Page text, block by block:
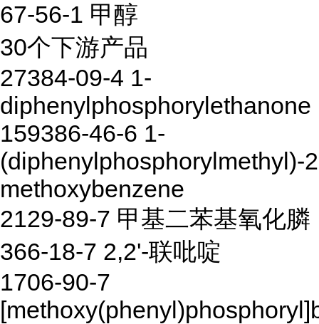
67-56-1 甲醇
30个下游产品
27384-09-4 1-
diphenylphosphorylethanone
159386-46-6 1-
(diphenylphosphorylmethyl)-
methoxybenzene
2129-89-7 甲基二苯基氧化膦
366-18-7 2,2'-联吡啶
1706-90-7